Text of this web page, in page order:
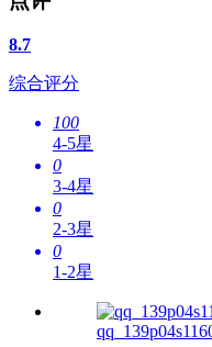
8.7
综合评分
100
4-5星
0
3-4星
0
2-3星
0
1-2星